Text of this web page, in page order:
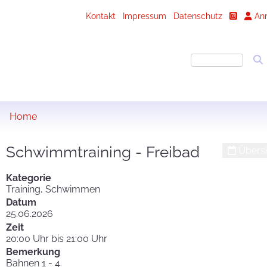
Kontakt Impressum Datenschutz
Home
Schwimmtraining - Freibad
Kategorie
Training, Schwimmen
Datum
25.06.2026
Zeit
20:00 Uhr bis 21:00 Uhr
Bemerkung
Bahnen 1 - 4